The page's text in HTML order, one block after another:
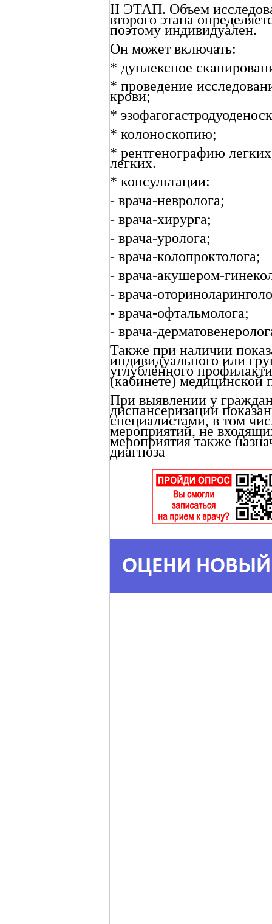
II ЭТАП. Объем
второго этапа
поэтому индивидуален.
Он может включать:
* дуплексное
* проведение
крови;
*
* колоноскопию;
* рентгенографию
легких.
* консультации:
- врача-невролога;
- врача-хирурга;
- врача-уролога;
- врача-колопроктолога;
- врача-акушером-
- врача-
- врача-офтальмолога;
- врача-
Также при наличии
индивидуального или
углубленного
(кабинете) медицинской
При выявлении у
диспансеризации
специалистами, в том
мероприятий, не
мероприятия также
диагноза